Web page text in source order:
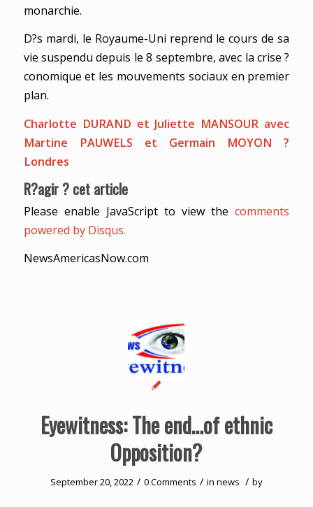
monarchie.
D?s mardi, le Royaume-Uni reprend le cours de sa
vie suspendu depuis le 8 septembre, avec la crise ?
conomique et les mouvements sociaux en premier
plan.
Charlotte DURAND et Juliette MANSOUR avec
Martine PAUWELS et Germain MOYON ?
Londres
R?agir ? cet article
Please enable JavaScript to view thecomments
powered by Disqus.
NewsAmericasNow.com
Eyewitness: The end…of ethnic
Opposition?
September 20, 2022 / 0 Comments / in news / by